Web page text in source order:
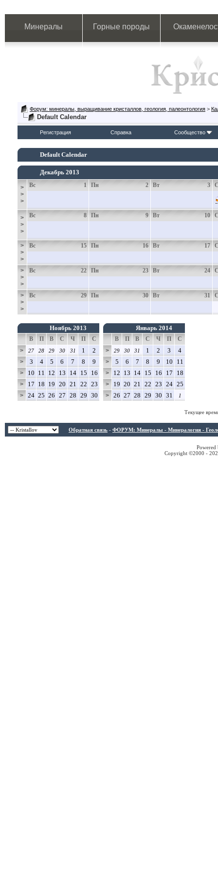
Минералы Горные породы
Форум: минералы, выращивание кристаллов, геология, палеонтология >
Default Calendar
Регистрация Справка Сообщество
Default Calendar
Декабрь 2013
>
>
>
1
Вс 2
Пн 3
Вт
>
>
>
8
Вс 9
Пн 10
Вт
>
>
>
15
Вс 16
Пн 17
Вт
>
>
>
22
Вс 23
Пн 24
Вт
>
>
>
29
Вс 30
Пн 31
Вт
Ноябрь 2013
В П В С Ч П
С
>
27 28 29 30 31 1 2
> 3 4 5 6 7 8 9
> 10 11 12 13 14 15 16
> 17 18 19 20 21 22 23
> 24 25 26 27 28 29 30
Январь 2014
В П В С Ч П
С
>
29 30 31 1 2 3 4
> 5 6 7 8 9 10 11
> 12 13 14 15 16 17 18
> 19 20 21 22 23 24 25
> 26 27 28 29 30 31 1
Текущее
Обратная связь - ФОРУМ: Минералы - Минералогия -
Copyright ©2000 -